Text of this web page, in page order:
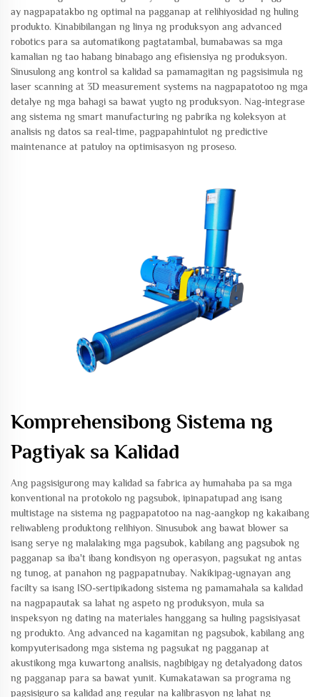
ay nagpapatakbo ng optimal na pagganap at relihiyosidad ng huling
produkto. Kinabibilangan ng linya ng produksyon ang advanced
robotics para sa automatikong pagtatambal, bumabawas sa mga
kamalian ng tao habang binabago ang efisiensiya ng produksyon.
Sinusulong ang kontrol sa kalidad sa pamamagitan ng pagsisimula ng
laser scanning at 3D measurement systems na nagpapatotoo ng mga
detalye ng mga bahagi sa bawat yugto ng produksyon. Nag-integrase
ang sistema ng smart manufacturing ng pabrika ng koleksyon at
analisis ng datos sa real-time, pagpapahintulot ng predictive
maintenance at patuloy na optimisasyon ng proseso.
Komprehensibong Sistema ng
Pagtiyak sa Kalidad
Ang pagsisigurong may kalidad sa fabrica ay humahaba pa sa mga
konventional na protokolo ng pagsubok, ipinapatupad ang isang
multistage na sistema ng pagpapatotoo na nag-aangkop ng kakaibang
reliwableng produktong relihiyon. Sinusubok ang bawat blower sa
isang serye ng malalaking mga pagsubok, kabilang ang pagsubok ng
pagganap sa iba't ibang kondisyon ng operasyon, pagsukat ng antas
ng tunog, at panahon ng pagpapatnubay. Nakikipag-ugnayan ang
facilty sa isang ISO-sertipikadong sistema ng pamamahala sa kalidad
na nagpapautak sa lahat ng aspeto ng produksyon, mula sa
inspeksyon ng dating na materiales hanggang sa huling pagsisiyasat
ng produkto. Ang advanced na kagamitan ng pagsubok, kabilang ang
kompyuterisadong mga sistema ng pagsukat ng pagganap at
akustikong mga kuwartong analisis, nagbibigay ng detalyadong datos
ng pagganap para sa bawat yunit. Kumakatawan sa programa ng
pagsisiguro sa kalidad ang regular na kalibrasyon ng lahat ng